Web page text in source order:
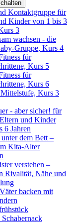
Kontaktgruppe für
Kinder von 1 bis 3
3
wachsen - die
Gruppe, Kurs 4
für
Kurs 5
für
Kurs 6
Kurs 3
- aber sicher! für
und Kinder
6 Jahren
dem Bett –
Kita-Alter
verstehen –
Rivalität, Nähe und
backen mit